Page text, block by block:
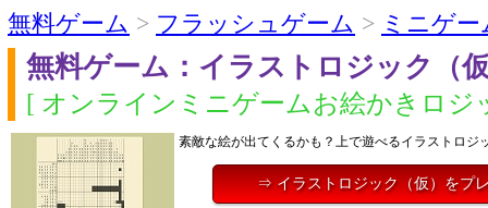
無料ゲーム > フラッシュゲーム > ミニゲー
無料ゲーム：イラストロジック（
[ オンラインミニゲームお絵かきロジ
素敵な絵が出てくるかも？上で遊べるイラストロジ
⇒ イラストロジック（仮）をプ